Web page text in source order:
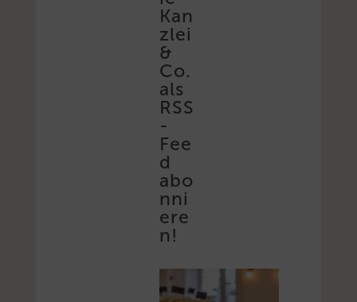
Kan
zlei
&
Co.
als
RSS
-
Fee
d
abo
nni
ere
n!